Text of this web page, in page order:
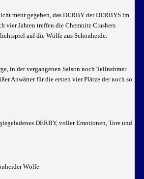
mehr gegeben, das DERBY der DERBYS im
vier Jahren treffen die Chemnitz Crashers
auf die Wölfe aus Schönheide.
in der vergangenen Saison noch Teilnehmer
Anwärter für die ersten vier Plätze der noch so
DERBY, voller Emotionen, Tore und
Wölfe